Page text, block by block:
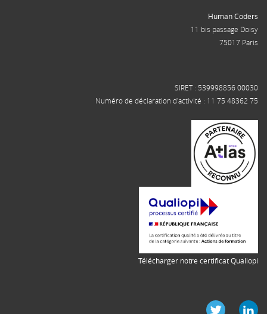
Human Coders
11 bis passage Doisy
75017 Paris
SIRET : 539998856 00030
Numéro de déclaration d'activité : 11 75 48362 75
Télécharger notre certificat Qualiopi